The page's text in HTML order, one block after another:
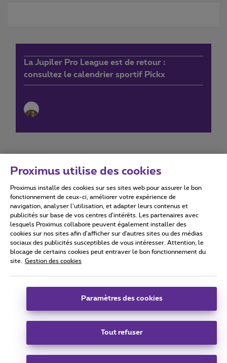
La Jupiler Pro League est de retour :
consultez le calendrier sportif Pickx
Conditions d'utilisation Accessibility statement
Tous droits réservés. © 2026
Conditions générales, info consommateur
Coordonnées de l’entreprise
Boulevard du Roi Albert II 27 - B-1030 Bruxelles.
Carrier & Wholesale Solutions
Proximus utilise des cookies
Proximus installe des cookies sur ses sites web pour assurer le bon
fonctionnement de ceux-ci, améliorer votre expérience de
navigation, analyser l’utilisation, et adapter leurs contenus et
publicités sur base de vos centres d’intérêts. Les partenaires avec
lesquels Proximus collabore peuvent également installer des
cookies sur nos sites afin d’afficher sur d'autres sites ou des médias
sociaux des publicités susceptibles de vous intéresser. Attention, le
blocage de certains cookies peut entraver le bon fonctionnement du
site.
Gestion des cookies
Paramètres des cookies
Tout refuser